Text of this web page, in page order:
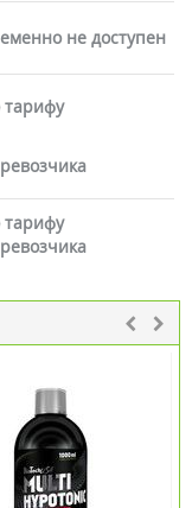
не доступен
тарифу
тарифу